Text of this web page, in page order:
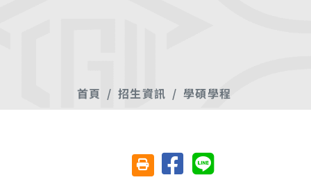
首頁 招生資訊 學碩學程
友善列印(另開視窗)
分享至臉書分享至 Line